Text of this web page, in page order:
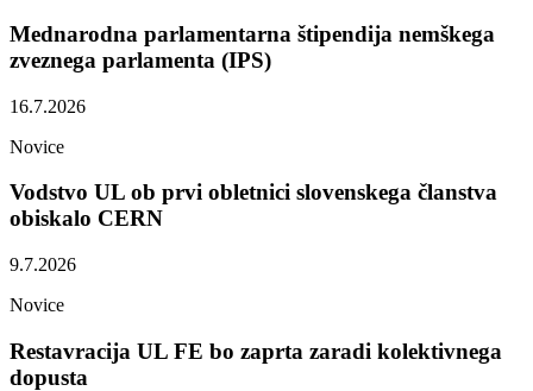
Mednarodna parlamentarna štipendija nemškega
zveznega parlamenta (IPS)
16.7.2026
Novice
Vodstvo UL ob prvi obletnici slovenskega članstva
obiskalo CERN
9.7.2026
Novice
Restavracija UL FE bo zaprta zaradi kolektivnega
dopusta